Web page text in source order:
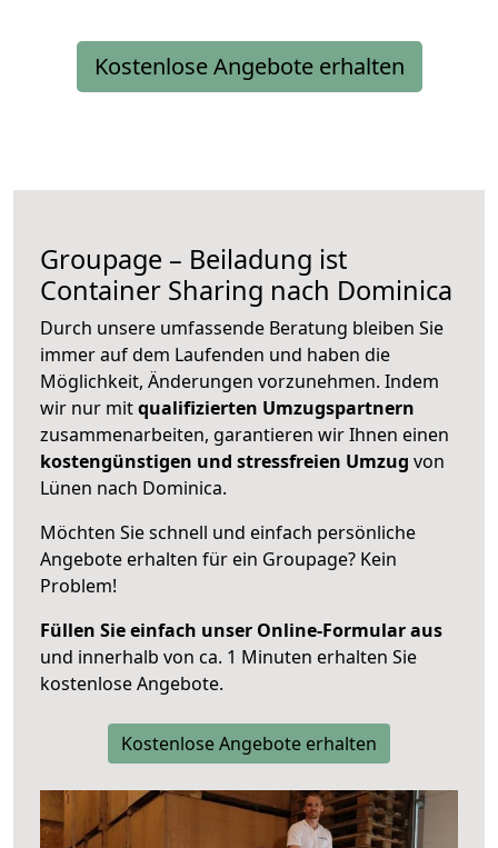
Kostenlose Angebote erhalten
Groupage – Beiladung ist
Container Sharing nach Dominica
Durch unsere umfassende Beratung bleiben Sie
immer auf dem Laufenden und haben die
Möglichkeit, Änderungen vorzunehmen. Indem
wir nur mitqualifizierten Umzugspartnern
zusammenarbeiten, garantieren wir Ihnen einen
kostengünstigen und stressfreien Umzug von
Lünen nach Dominica.
Möchten Sie schnell und einfach persönliche
Angebote erhalten für ein Groupage? Kein
Problem!
Füllen Sie einfach unser Online-Formular aus
und innerhalb von ca. 1 Minuten erhalten Sie
kostenlose Angebote.
Kostenlose Angebote erhalten